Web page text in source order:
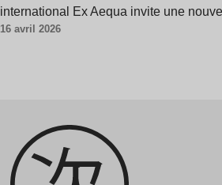
international Ex Aequa invite une
16 avril 2026